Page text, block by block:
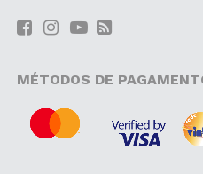
MÉTODOS DE